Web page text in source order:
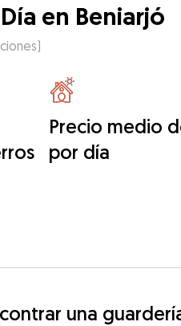
en Beniarjó
)
Precio medio
por día
una